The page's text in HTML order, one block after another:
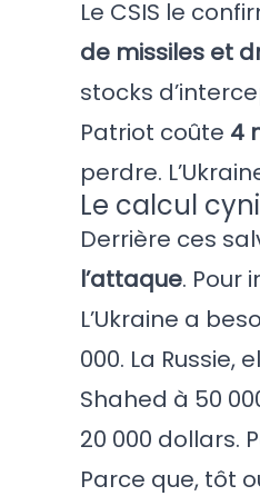
Le CSIS le
de missiles et
stocks
Patriot coûte 4
perdre.
Le calcul
Derrière ces
l’attaque. Pour
L’Ukraine a
000. La
Shahed à 50
20 000 dollars.
Parce que, tôt